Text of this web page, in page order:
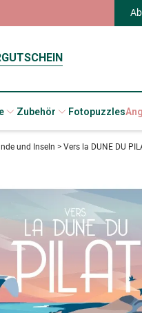
GUTSCHEIN
Zubehör Fotopuzzles
und Inseln > Vers la DUNE DU